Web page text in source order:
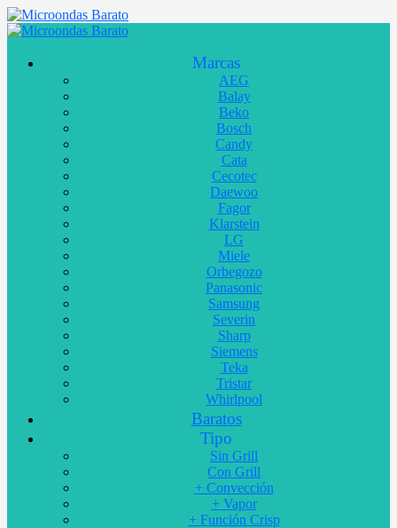
Marcas
AEG
Balay
Beko
Bosch
Candy
Cata
Cecotec
Daewoo
Fagor
Klarstein
LG
Miele
Orbegozo
Panasonic
Samsung
Severin
Sharp
Siemens
Teka
Tristar
Whirlpool
Baratos
Tipo
Sin Grill
Con Grill
+ Convección
+ Vapor
+ Función Crisp